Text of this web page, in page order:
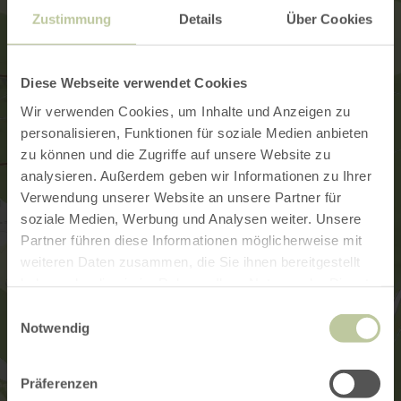
Zustimmung Details Über Cookies
Diese Webseite verwendet Cookies
Wir verwenden Cookies, um Inhalte und Anzeigen zu
personalisieren, Funktionen für soziale Medien anbieten
zu können und die Zugriffe auf unsere Website zu
analysieren. Außerdem geben wir Informationen zu Ihrer
Verwendung unserer Website an unsere Partner für
soziale Medien, Werbung und Analysen weiter. Unsere
Partner führen diese Informationen möglicherweise mit
weiteren Daten zusammen, die Sie ihnen bereitgestellt
Notwendig
Präferenzen